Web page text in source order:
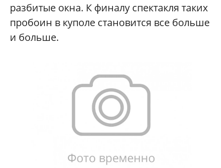
разбитые окна. К финалу спектакля таких
пробоин в куполе становится все больше
и больше.